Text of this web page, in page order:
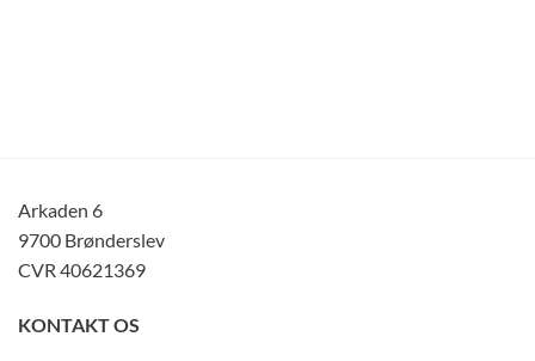
Arkaden 6
9700 Brønderslev
CVR 40621369
KONTAKT OS